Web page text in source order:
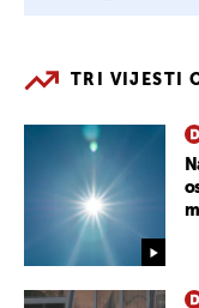
TRI VIJESTI